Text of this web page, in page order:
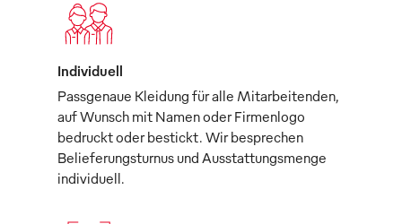
Individuell
Passgenaue Kleidung für alle Mitarbeitenden,
auf Wunsch mit Namen oder Firmenlogo
bedruckt oder bestickt. Wir besprechen
Belieferungsturnus und Ausstattungsmenge
individuell.